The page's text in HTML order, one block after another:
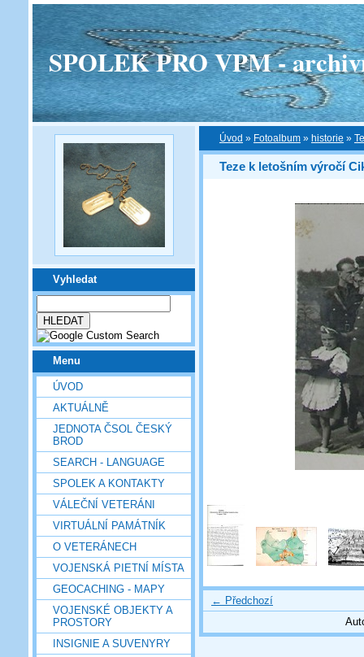
SPOLEK PRO VPM -
Vyhledat
Menu
ÚVOD
AKTUÁLNĚ
JEDNOTA ČSOL ČESKÝ
BROD
SEARCH - LANGUAGE
SPOLEK A KONTAKTY
VÁLEČNÍ VETERÁNI
VIRTUÁLNÍ PAMÁTNÍK
O VETERÁNECH
VOJENSKÁ PIETNÍ MÍSTA
GEOCACHING - MAPY
VOJENSKÉ OBJEKTY A
PROSTORY
INSIGNIE A SUVENYRY
Úvod » Fotoalbum » historie »
Teze k letošním výročí
← Předchozí